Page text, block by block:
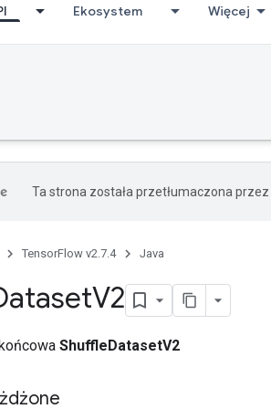
Ekosystem Więcej
Ta strona została przetłumaczona przez
TensorFlow v2.7.4 Java
V2
ShuffleDatasetV2